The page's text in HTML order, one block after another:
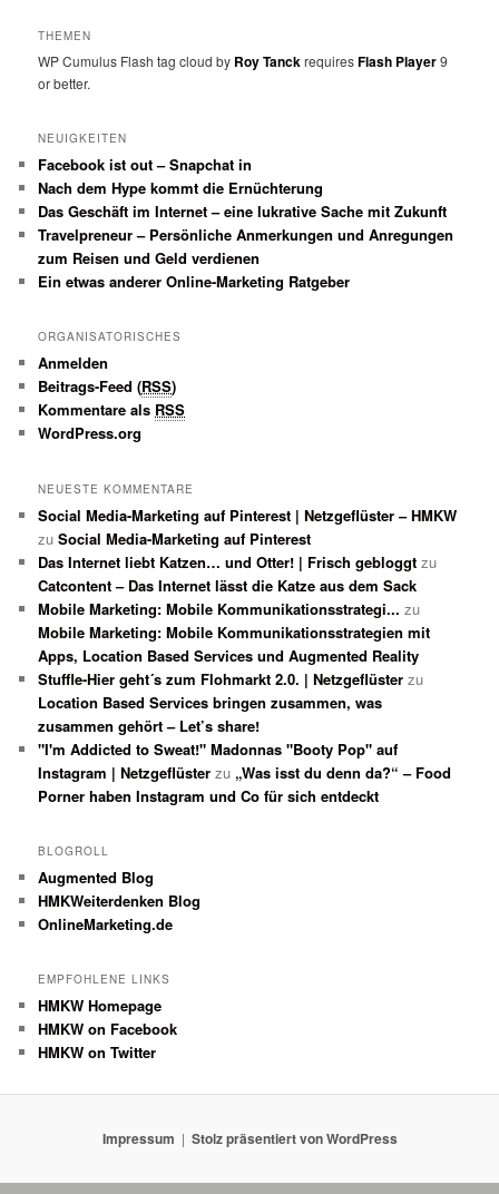
THEMEN
WP Cumulus Flash tag cloud by Roy TanckrequiresFlash Player9
or better.
NEUIGKEITEN
Facebook ist out – Snapchat in
Nach dem Hype kommt die Ernüchterung
Das Geschäft im Internet – eine lukrative Sache mit Zukunft
Travelpreneur – Persönliche Anmerkungen und Anregungen
zum Reisen und Geld verdienen
Ein etwas anderer Online-Marketing Ratgeber
ORGANISATORISCHES
Anmelden
Beitrags-Feed (RSS)
Kommentare als RSS
WordPress.org
NEUESTE KOMMENTARE
Social Media-Marketing auf Pinterest | Netzgeflüster – HMKW
zuSocial Media-Marketing auf Pinterest
Das Internet liebt Katzen… und Otter! | Frisch gebloggt zu
Catcontent – Das Internet lässt die Katze aus dem Sack
Mobile Marketing: Mobile Kommunikationsstrategi... zu
Mobile Marketing: Mobile Kommunikationsstrategien mit
Apps, Location Based Services und Augmented Reality
Stuffle-Hier geht´s zum Flohmarkt 2.0. | Netzgeflüster zu
Location Based Services bringen zusammen, was
zusammen gehört – Let’s share!
"I'm Addicted to Sweat!" Madonnas "Booty Pop" auf
Instagram | Netzgeflüster zu „Was isst du denn da?“ – Food
Porner haben Instagram und Co für sich entdeckt
BLOGROLL
Augmented Blog
HMKWeiterdenken Blog
OnlineMarketing.de
EMPFOHLENE LINKS
HMKW Homepage
HMKW on Facebook
HMKW on Twitter
Impressum Stolz präsentiert von WordPress